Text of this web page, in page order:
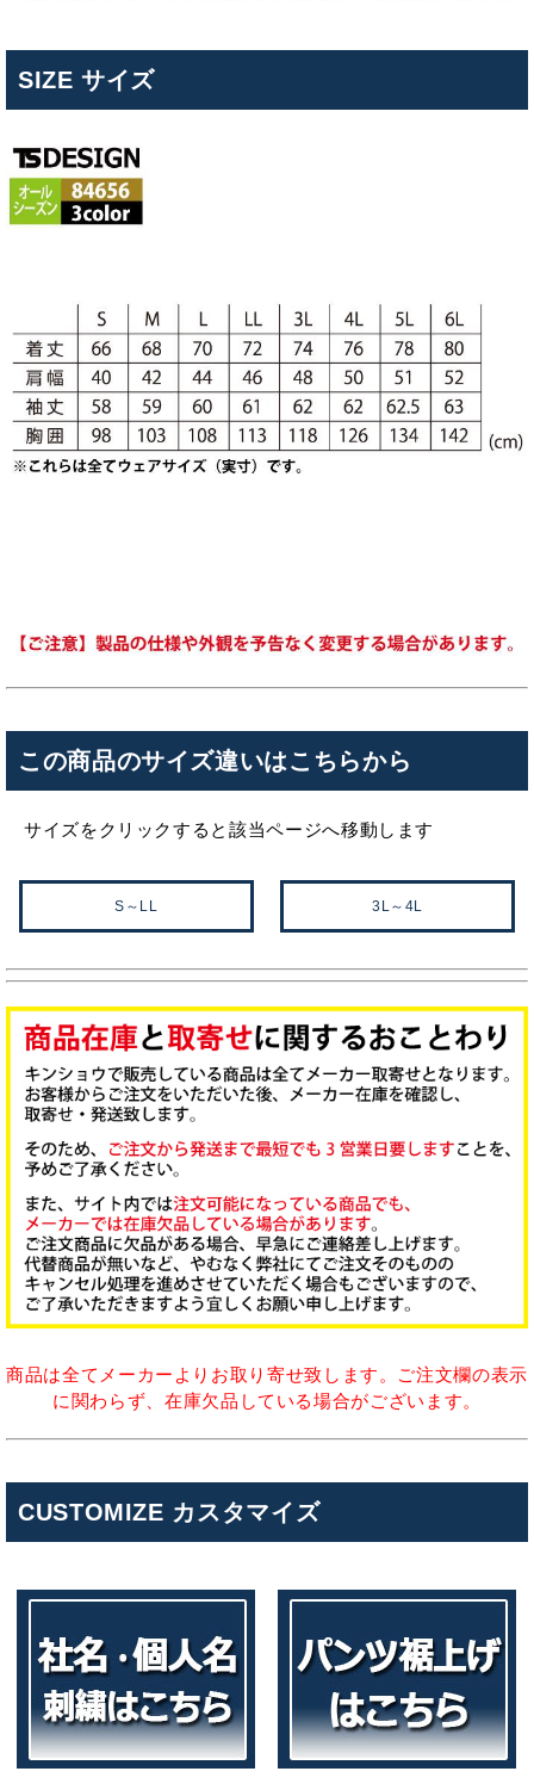
SIZE サイズ
この商品のサイズ違いはこちらから
サイズをクリックすると該当ページへ移動します
S～LL 3L～4L
商品は全てメーカーよりお取り寄せ致します。ご注文欄の表示
に関わらず、在庫欠品している場合がございます。
CUSTOMIZE カスタマイズ